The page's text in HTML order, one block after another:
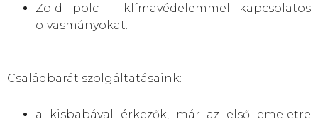
Zöld polc – klímavédelemmel kapcsolatos
olvasmányokat.
Családbarát szolgáltatásaink:
a kisbabával érkezők, már az első emeletre